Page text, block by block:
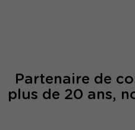
Partenaire de
plus de 20 ans,